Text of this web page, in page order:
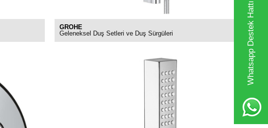
Whatsapp Destek Hattı
GROHE
Geleneksel Duş Setleri ve Duş Sürgüleri